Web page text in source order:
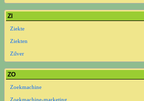
ZI
Ziekte
Ziekten
Zilver
ZO
Zoekmachine
Zoekmachine-marketing